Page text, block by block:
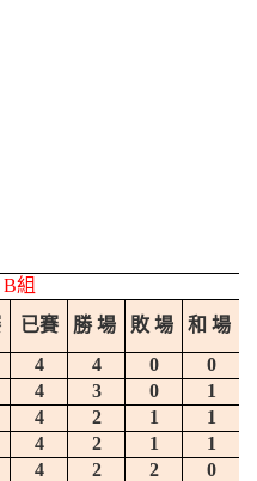
B組
已賽 勝 場 敗 場 和 場
4 4 0
0
4 3 0
1
4 2 1
1
4 2 1
1
4 2 2 0